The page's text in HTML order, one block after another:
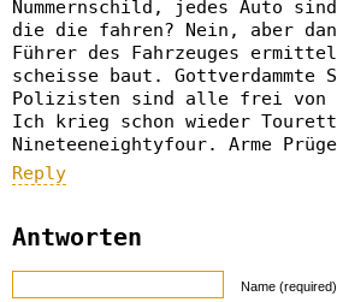
Nummernschild, jedes Auto
die die fahren? Nein, aber
Führer des Fahrzeuges
scheisse baut. Gottverdammte
Polizisten sind alle frei von
Ich krieg schon wieder
Nineteeneightyfour. Arme
Reply
Antworten
Name (required)